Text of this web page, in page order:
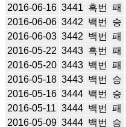
2016-06-16 3441 흑번 패
2016-06-06 3442 백번 승
2016-06-03 3442 백번 패
2016-05-22 3443 흑번 패
2016-05-20 3443 백번 패
2016-05-18 3443 백번 승
2016-05-16 3444 백번 승
2016-05-11 3444 백번 패
2016-05-09 3444 백번 승